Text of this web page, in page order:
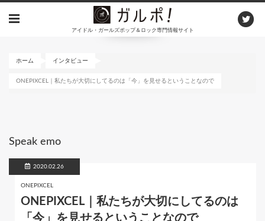
アイドル・ガールズポップ＆ロック専門情報サイト
ホーム インタビュー
ONEPIXCEL｜私たちが大切にしてるのは「今」を見せるということなので
Speak emo
2020.02.26
ONEPIXCEL
ONEPIXCEL｜私たちが大切にしてるのは
「今」を見せるということなので